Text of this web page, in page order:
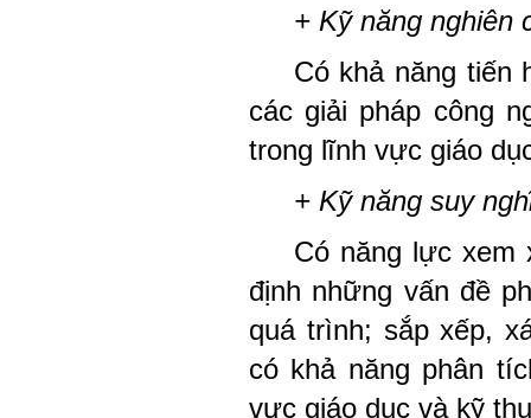
+ Kỹ năng nghiên
Có khả năng tiến
các giải pháp công
trong lĩnh vực giáo
+ Kỹ năng suy
Có năng lực xem
định những vấn đề
quá trình; sắp xếp,
có khả năng phân
vực giáo dục và kỹ